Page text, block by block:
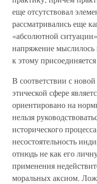
еще отсутствовал
рассматривались еще
«абсолютной
напряжение
к этому
В соответствии с
этической сфере
ориентировано на
нельзя
исторического
несостоятельность
отнюдь не как его
применения
моральных аксиом.